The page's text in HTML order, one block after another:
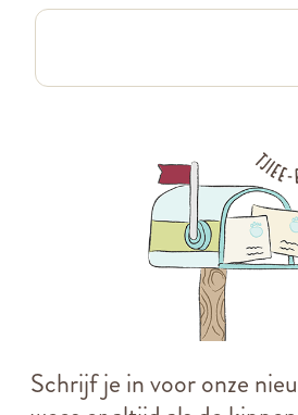
Schrijf je in voor onze